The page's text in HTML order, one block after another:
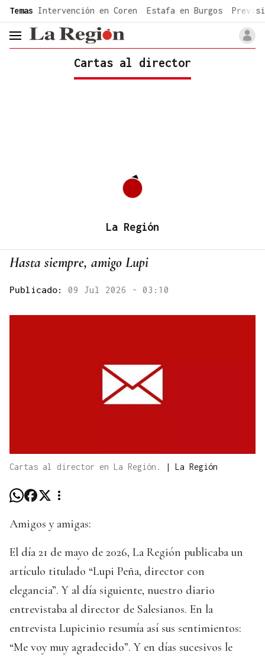
common.go-to-content
Temas Intervención en Coren Estafa en Burgos
header.menu.open
Cartas al director
La Región
Hasta siempre, amigo Lupi
Publicado: 09 Jul 2026 - 03:10
Cartas al director en La Región. | La Región
Amigos y amigas:
El día 21 de mayo de 2026, La Región publicaba un
artículo titulado “Lupi Peña, director con
elegancia”. Y al día siguiente, nuestro diario
entrevistaba al director de Salesianos. En la
entrevista Lupicinio resumía así sus sentimientos:
“Me voy muy agradecido”. Y en días sucesivos le